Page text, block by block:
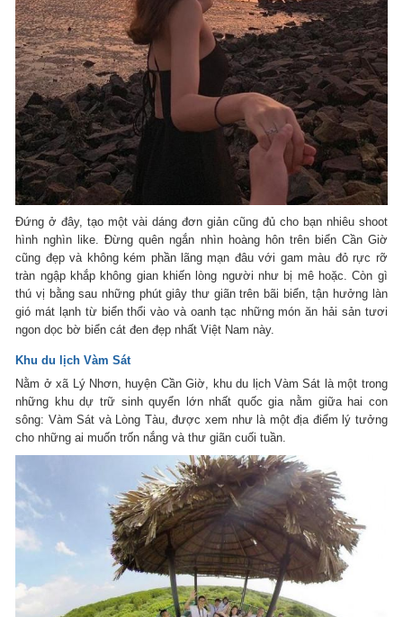
Đứng ở đây, tạo một vài dáng đơn giản cũng đủ cho bạn nhiêu shoot
hình nghìn like. Đừng quên ngắn nhìn hoàng hôn trên biển Cần Giờ
cũng đẹp và không kém phần lãng mạn đâu với gam màu đỏ rực rỡ
tràn ngập khắp không gian khiến lòng người như bị mê hoặc. Còn gì
thú vị bằng sau những phút giây thư giãn trên bãi biển, tận hưởng làn
gió mát lạnh từ biển thổi vào và oanh tạc những món ăn hải sản tươi
ngon dọc bờ biển cát đen đẹp nhất Việt Nam này.
Khu du lịch Vàm Sát
Nằm ở xã Lý Nhơn, huyện Cần Giờ, khu du lịch Vàm Sát là một trong
những khu dự trữ sinh quyển lớn nhất quốc gia nằm giữa hai con
sông: Vàm Sát và Lòng Tàu, được xem như là một địa điểm lý tưởng
cho những ai muốn trốn nắng và thư giãn cuối tuần.